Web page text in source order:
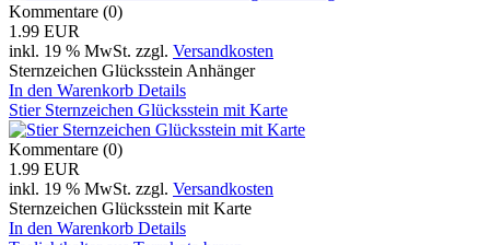
Kommentare (0)
1.99 EUR
inkl. 19 % MwSt. zzgl. Versandkosten
Sternzeichen Glücksstein Anhänger
In den Warenkorb Details
Stier Sternzeichen Glücksstein mit Karte
Kommentare (0)
1.99 EUR
inkl. 19 % MwSt. zzgl. Versandkosten
Sternzeichen Glücksstein mit Karte
In den Warenkorb Details